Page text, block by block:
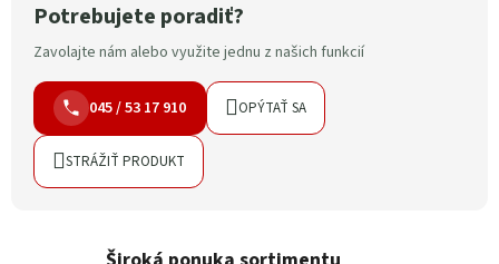
Potrebujete poradiť?
Zavolajte nám alebo využite jednu z našich funkcií
045 / 53 17 910 OPÝTAŤ SA
STRÁŽIŤ PRODUKT